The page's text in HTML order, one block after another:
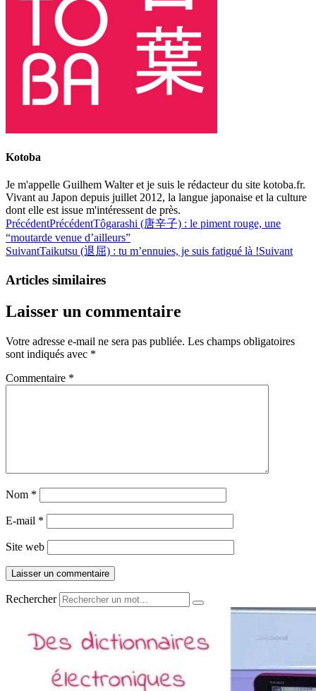
Kotoba
Je m'appelle Guilhem Walter et je suis le rédacteur du site kotoba.fr.
Vivant au Japon depuis juillet 2012, la langue japonaise et la culture
dont elle est issue m'intéressent de près.
PrécédentPrécédentTôgarashi (唐辛子) : le piment rouge, une
“moutarde venue d’ailleurs”
SuivantTaikutsu (退屈) : tu m’ennuies, je suis fatigué là !Suivant
Articles similaires
Laisser un commentaire
Votre adresse e-mail ne sera pas publiée. Les champs obligatoires
sont indiqués avec *
Commentaire *
Nom *
E-mail *
Site web
Rechercher